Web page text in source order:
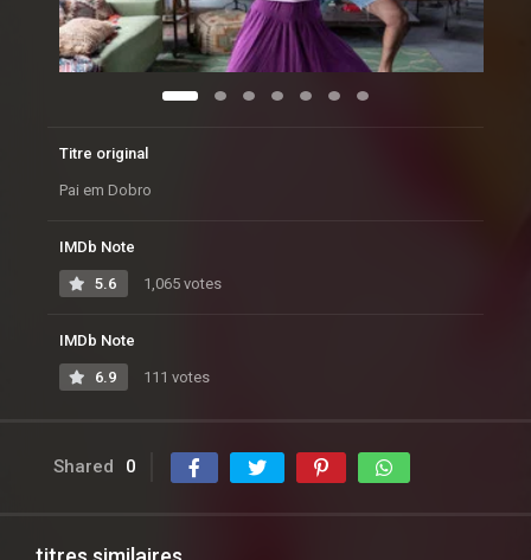
Titre original
Pai em Dobro
IMDb Note
5.6 1,065 votes
IMDb Note
6.9 111 votes
Shared 0